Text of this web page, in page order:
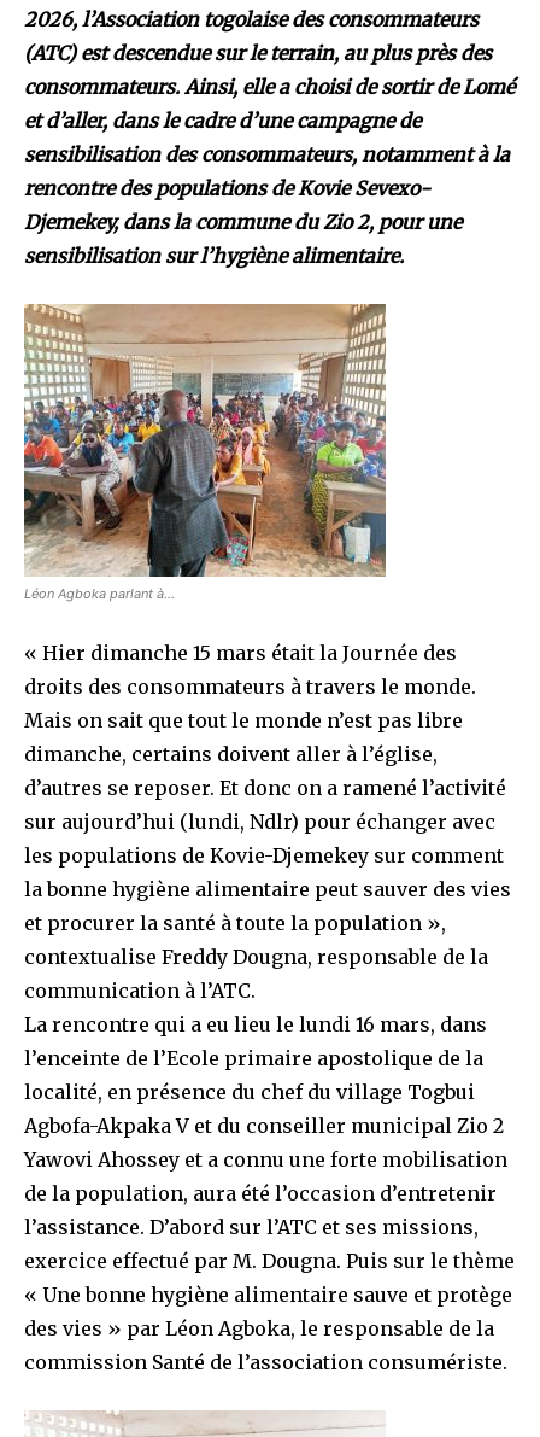
2026, l’Association togolaise des consommateurs
(ATC) est descendue sur le terrain, au plus près des
consommateurs. Ainsi, elle a choisi de sortir de Lomé
et d’aller, dans le cadre d’une campagne de
sensibilisation des consommateurs, notamment à la
rencontre des populations de Kovie Sevexo-
Djemekey, dans la commune du Zio 2, pour une
sensibilisation sur l’hygiène alimentaire.
Léon Agboka parlant à…
« Hier dimanche 15 mars était la Journée des
droits des consommateurs à travers le monde.
Mais on sait que tout le monde n’est pas libre
dimanche, certains doivent aller à l’église,
d’autres se reposer. Et donc on a ramené l’activité
sur aujourd’hui (lundi, Ndlr) pour échanger avec
les populations de Kovie-Djemekey sur comment
la bonne hygiène alimentaire peut sauver des vies
et procurer la santé à toute la population »,
contextualise Freddy Dougna, responsable de la
communication à l’ATC.
La rencontre qui a eu lieu le lundi 16 mars, dans
l’enceinte de l’Ecole primaire apostolique de la
localité, en présence du chef du village Togbui
Agbofa-Akpaka V et du conseiller municipal Zio 2
Yawovi Ahossey et a connu une forte mobilisation
de la population, aura été l’occasion d’entretenir
l’assistance. D’abord sur l’ATC et ses missions,
exercice effectué par M. Dougna. Puis sur le thème
« Une bonne hygiène alimentaire sauve et protège
des vies » par Léon Agboka, le responsable de la
commission Santé de l’association consumériste.